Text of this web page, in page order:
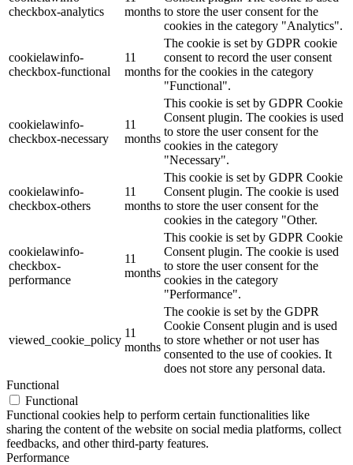
checkbox-analytics
months to store the user consent for the
cookies in the category "Analytics".
cookielawinfo-
checkbox-functional
11
months
The cookie is set by GDPR cookie
consent to record the user consent
for the cookies in the category
"Functional".
cookielawinfo-
checkbox-necessary
11
months
This cookie is set by GDPR Cookie
Consent plugin. The cookies is used
to store the user consent for the
cookies in the category
"Necessary".
cookielawinfo-
checkbox-others
11
months
This cookie is set by GDPR Cookie
Consent plugin. The cookie is used
to store the user consent for the
cookies in the category "Other.
cookielawinfo-
checkbox-
performance
11
months
This cookie is set by GDPR Cookie
Consent plugin. The cookie is used
to store the user consent for the
cookies in the category
"Performance".
viewed_cookie_policy
11
months
The cookie is set by the GDPR
Cookie Consent plugin and is used
to store whether or not user has
consented to the use of cookies. It
does not store any personal data.
Functional
Functional
Functional cookies help to perform certain functionalities like
sharing the content of the website on social media platforms, collect
feedbacks, and other third-party features.
Performance